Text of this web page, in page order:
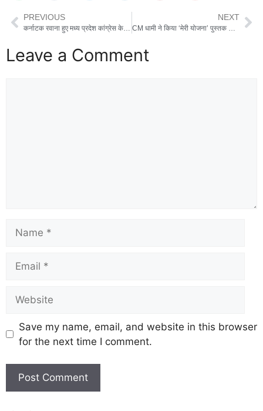
PREVIOUS NEXT
Leave a Comment
Save my name, email, and website in this browser
for the next time I comment.